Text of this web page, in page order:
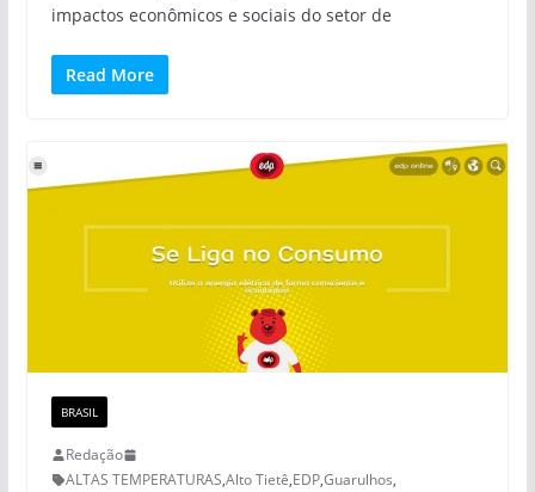
impactos econômicos e sociais do setor de
Read More
BRASIL
Redação
ALTAS TEMPERATURAS,Alto Tietê,EDP,Guarulhos,